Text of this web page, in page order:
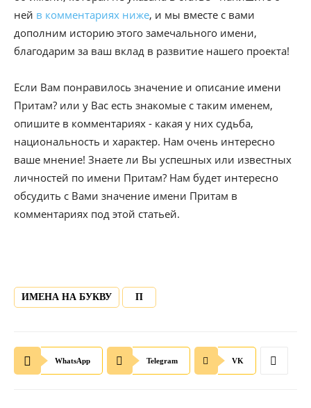
ней в комментариях ниже, и мы вместе с вами
дополним историю этого замечального имени,
благодарим за ваш вклад в развитие нашего проекта!
Если Вам понравилось значение и описание имени
Притам? или у Вас есть знакомые с таким именем,
опишите в комментариях - какая у них судьба,
национальность и характер. Нам очень интересно
ваше мнение! Знаете ли Вы успешных или известных
личностей по имени Притам? Нам будет интересно
обсудить с Вами значение имени Притам в
комментариях под этой статьей.
ИМЕНА НА БУКВУ П
WhatsApp Telegram VK